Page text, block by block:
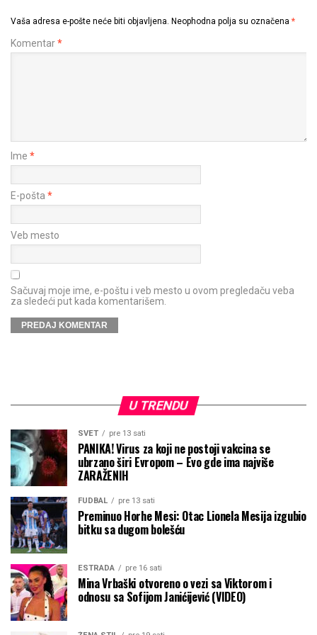
Vaša adresa e-pošte neće biti objavljena. Neophodna polja su označena *
Komentar*
Ime *
E-pošta *
Veb mesto
Sačuvaj moje ime, e-poštu i veb mesto u ovom pregledaču veba
za sledeći put kada komentarišem.
U TRENDU
SVET pre 13 sati
PANIKA! Virus za koji ne postoji vakcina se
ubrzano širi Evropom – Evo gde ima najviše
ZARAŽENIH
FUDBAL pre 13 sati
Preminuo Horhe Mesi: Otac Lionela Mesija izgubio
bitku sa dugom bolešću
ESTRADA pre 16 sati
Mina Vrbaški otvoreno o vezi sa Viktorom i
odnosu sa Sofijom Janićijević (VIDEO)